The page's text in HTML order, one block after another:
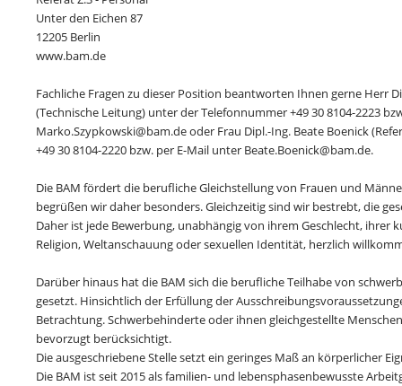
Unter den Eichen 87
12205 Berlin
www.bam.de
Fachliche Fragen zu dieser Position beantworten Ihnen gerne Herr
(Technische Leitung) unter der Telefonnummer +49 30 8104-2223
Marko.Szypkowski@bam.de oder Frau Dipl.-Ing. Beate Boenick
+49 30 8104-2220 bzw. per E-Mail unter Beate.Boenick@bam.de.
Die BAM fördert die berufliche Gleichstellung von Frauen und
begrüßen wir daher besonders. Gleichzeitig sind wir bestrebt, die
Daher ist jede Bewerbung, unabhängig von ihrem Geschlecht, ihrer
Religion, Weltanschauung oder sexuellen Identität, herzlich
Darüber hinaus hat die BAM sich die berufliche Teilhabe von
gesetzt. Hinsichtlich der Erfüllung der
Betrachtung. Schwerbehinderte oder ihnen gleichgestellte
bevorzugt berücksichtigt.
Die ausgeschriebene Stelle setzt ein geringes Maß an körperlicher
Die BAM ist seit 2015 als familien- und lebensphasenbewusste